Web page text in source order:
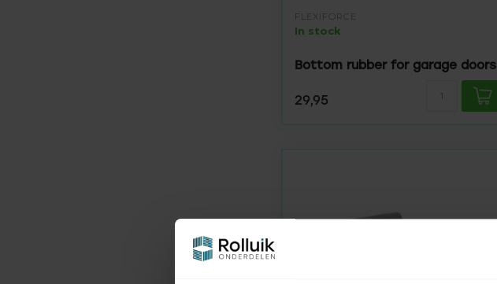
FLEXIFORCE
In stock
Bottom rubber for garage doors
29,95